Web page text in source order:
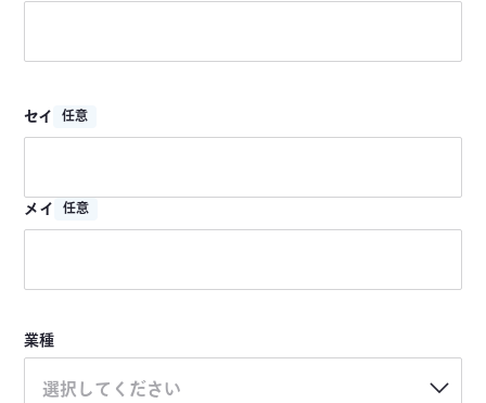
セイ 任意
メイ 任意
業種
選択してください